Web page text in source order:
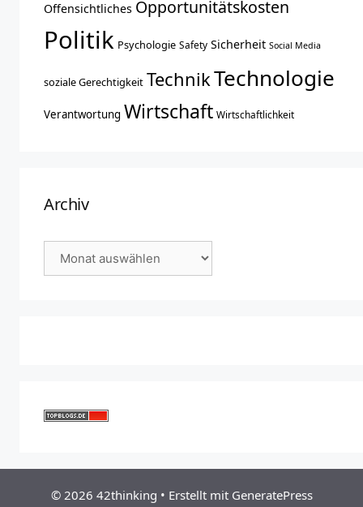
Offensichtliches Opportunitätskosten
Politik Psychologie Safety Sicherheit Social Media
soziale Gerechtigkeit TechnikTechnologie
Verantwortung Wirtschaft Wirtschaftlichkeit
Archiv
Archiv
© 2026 42thinking • Erstellt mit GeneratePress